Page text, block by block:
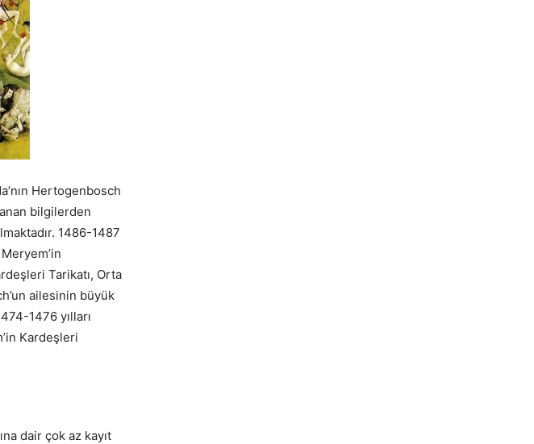
Hertogenbosch
bilgilerden
1486-1487
Tarikatı, Orta
ailesinin büyük
1476 yılları
Kardeşleri
dair çok az kayıt